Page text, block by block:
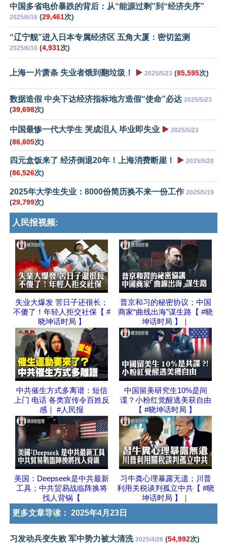
中国多省电价暴跌的背后：从“能源过剩”到“经济失序”
2025/6/16 (29,461次)
“辽宁舰”进入日本专属经济区 五角大厦：密切监测
2025/6/10 (4,931次)
上海一片萧条 失业者饿到翻垃圾！ ▶️ 2025/5/23 (85,595次)
数据造假 中央下达经济指标地方造假“使命”必达 2025/5/23
(39,698次)
中国最惨一代大学生 哭成泪人 毕业即失业 ▶️ 2025/5/23
(86,605次)
四元盒饭来了 经济倒退20年！上海消费断崖！ ▶️ 2025/5/20
(86,526次)
2025年大学生失业：8000份简历换不来一份工作 2025/5/19
(29,799次)
人民报视频:
失业大爆发 苦日子还很长；
不傻了！年轻人拒交社保【 #
晓坤话时局 】
普京和习的秘密协议；中国
商家“曲线出海”谋生路【 #晓
坤话时局 】｜
中共催生方式多离谱：短信
上门 电话 各类宣传令百姓反
感｜ #人民报
中国留美研究生10%是间
谍？小粉红觉醒逃美获自由
【 #晓坤话时局 】
美国：Deepseek是中共最新
工具；中共贸易战临阵换将
找人背锅【
习牛粪心理暴露无遗；川普
利用关税谈判孤立中共【 #晓
坤话时局 】｜
更多文章导读： 2025年4月23日
习发动兵变失败 军中势力被大清洗 2025/4/26 (54,992次)